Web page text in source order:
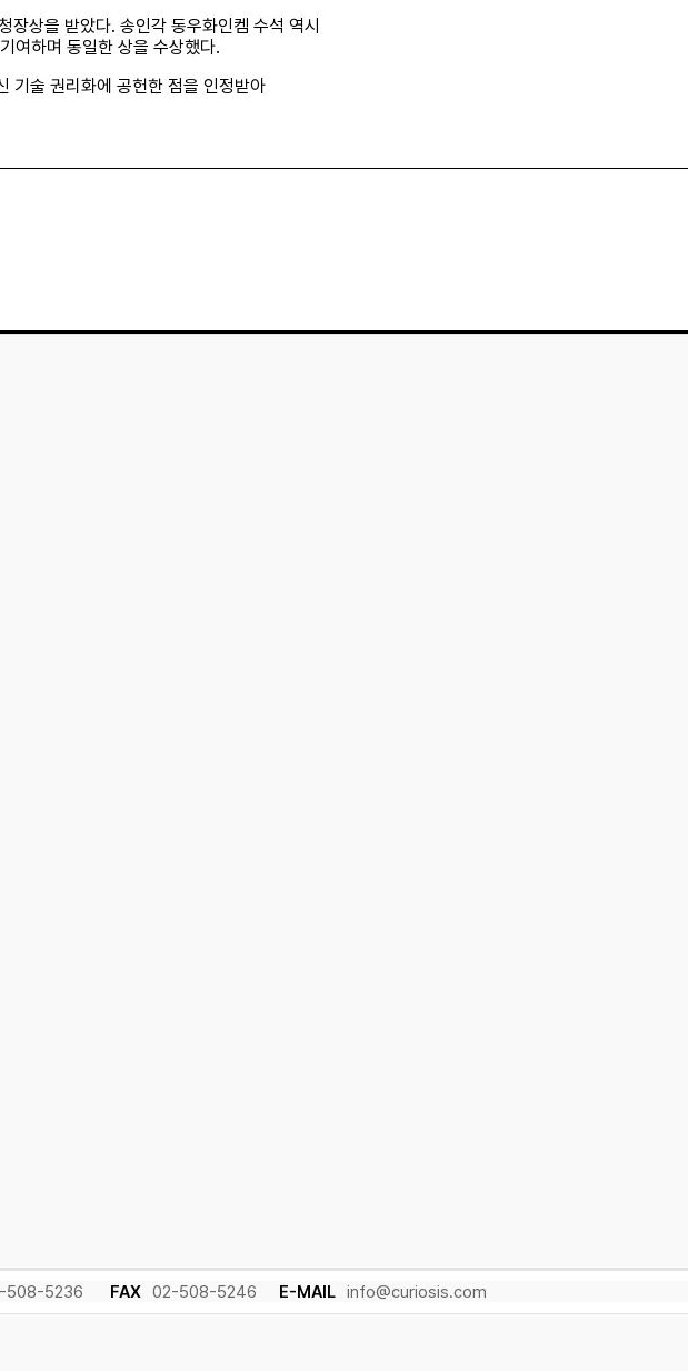
상을 받았다. 송인각 동우화인켐 수석 역시
여하며 동일한 상을 수상했다.
기술 권리화에 공헌한 점을 인정받아
508-5236 FAX 02-508-5246 E-MAIL info@curiosis.com